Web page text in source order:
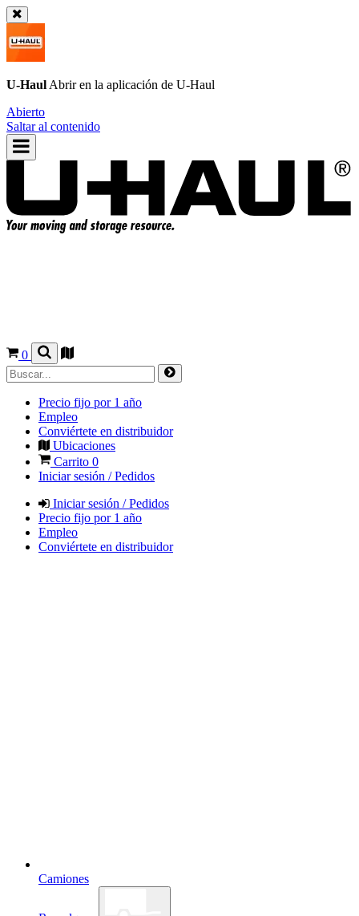
U-Haul Abrir en la aplicación de U-Haul
Abierto
Saltar al contenido
0
Precio fijo por 1 año
Empleo
Conviértete en distribuidor
Ubicaciones
Carrito 0
Iniciar sesión / Pedidos
Iniciar sesión / Pedidos
Precio fijo por 1 año
Empleo
Conviértete en distribuidor
Camiones